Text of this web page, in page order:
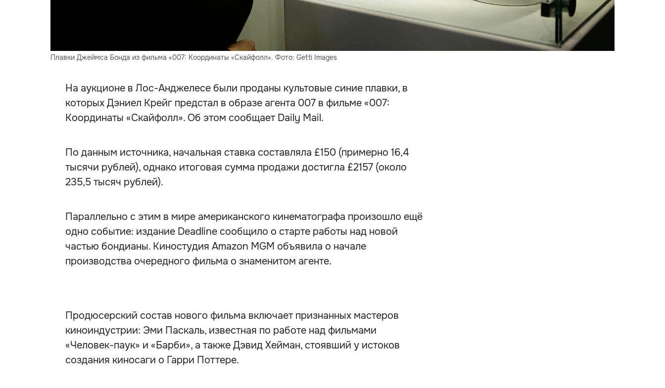
Плавки Джеймса Бонда из фильма «007: Координаты «Скайфолл». Фото: Getti Images
На аукционе в Лос-Анджелесе были проданы культовые синие плавки, в
которых Дэниел Крейг предстал в образе агента 007 в фильме «007:
Координаты «Скайфолл». Об этом сообщает Daily Mail.
По данным источника, начальная ставка составляла £150 (примерно 16,4
тысячи рублей), однако итоговая сумма продажи достигла £2157 (около
235,5 тысяч рублей).
Параллельно с этим в мире американского кинематографа произошло ещё
одно событие: издание Deadline сообщило о старте работы над новой
частью бондианы. Киностудия Amazon MGM объявила о начале
производства очередного фильма о знаменитом агенте.
Продюсерский состав нового фильма включает признанных мастеров
киноиндустрии: Эми Паскаль, известная по работе над фильмами
«Человек-паук» и «Барби», а также Дэвид Хейман, стоявший у истоков
создания киносаги о Гарри Поттере.